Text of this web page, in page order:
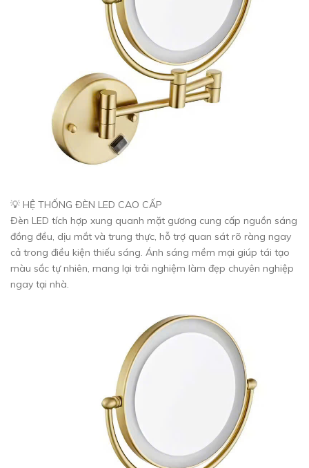
💡 HỆ THỐNG ĐÈN LED CAO CẤP
Đèn LED tích hợp xung quanh mặt gương cung cấp nguồn sáng
đồng đều, dịu mắt và trung thực, hỗ trợ quan sát rõ ràng ngay
cả trong điều kiện thiếu sáng. Ánh sáng mềm mại giúp tái tạo
màu sắc tự nhiên, mang lại trải nghiệm làm đẹp chuyên nghiệp
ngay tại nhà.